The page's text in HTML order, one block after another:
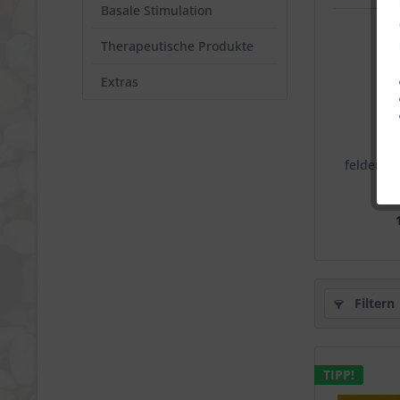
Basale Stimulation
Therapeutische Produkte
Extras
Filtern
TIPP!